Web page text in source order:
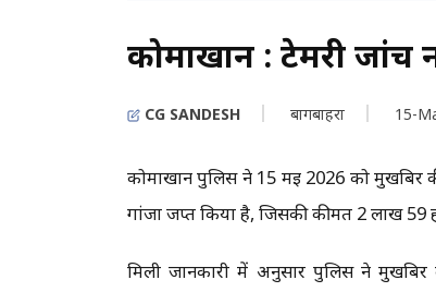
कोमाखान : टेमरी जांच
CG SANDESH बागबाहरा 15-
कोमाखान पुलिस ने 15 मई 2026 को मुखबिर
गांजा जप्त किया है, जिसकी कीमत 2 लाख 59
मिली जानकारी में अनुसार पुलिस ने